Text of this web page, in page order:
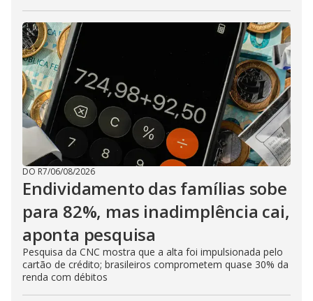
DO R7/06/08/2026
Endividamento das famílias sobe
para 82%, mas inadimplência cai,
aponta pesquisa
Pesquisa da CNC mostra que a alta foi impulsionada pelo
cartão de crédito; brasileiros comprometem quase 30% da
renda com débitos